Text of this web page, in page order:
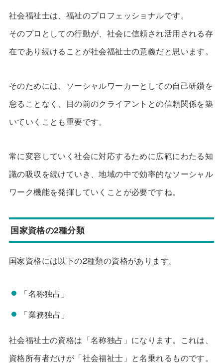
社会福祉士は、福祉のプロフェッショナルです。
そのプロとしての行動が、社会に信頼され活用される存
在であり続けることが社会福祉士の意義だと思います。
そのためには、ソーシャルワーカーとしての自己研鑽を
怠ることなく、目の前のクライアントとの信頼関係を築
いていくことも重要です。
常に変容していく社会に対応するために広範にわたる知
識の吸収を続けていき、地域の中で効率的なソーシャル
ワーク機能を発揮していくことが必要ですね。
国家資格の2種分類
国家資格には以下の2種類の資格があります。
「名称独占」
「業務独占」
社会福祉士の資格は「名称独占」になります。これは、
資格所有者だけが「社会福祉士」と名乗れるものです。